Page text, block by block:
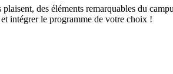
des éléments remarquables du
intégrer le programme de votre choix !